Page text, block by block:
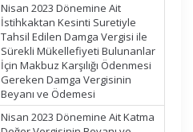
Nisan 2023 Dönemine Ait
İstihkaktan Kesinti Suretiyle
Tahsil Edilen Damga Vergisi ile
Sürekli Mükellefiyeti Bulunanlar
İçin Makbuz Karşılığı Ödenmesi
Gereken Damga Vergisinin
Beyanı ve Ödemesi
Nisan 2023 Dönemine Ait Katma